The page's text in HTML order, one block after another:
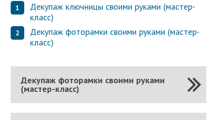
Декупаж ключницы своими руками (мастер-
класс)
Декупаж фоторамки своими руками (мастер-
класс)
Декупаж фоторамки своими руками
(мастер-класс)